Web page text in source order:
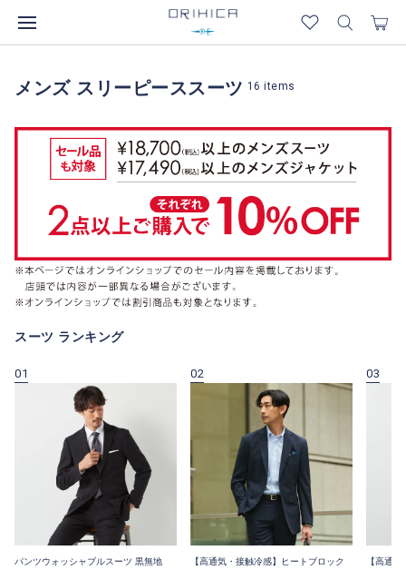
メンズ スリーピーススーツ 16 items
スーツ ランキング
01
パンツウォッシャブルスーツ 黒無地
02
【高通気・接触冷感】ヒートブロック
03
【高通